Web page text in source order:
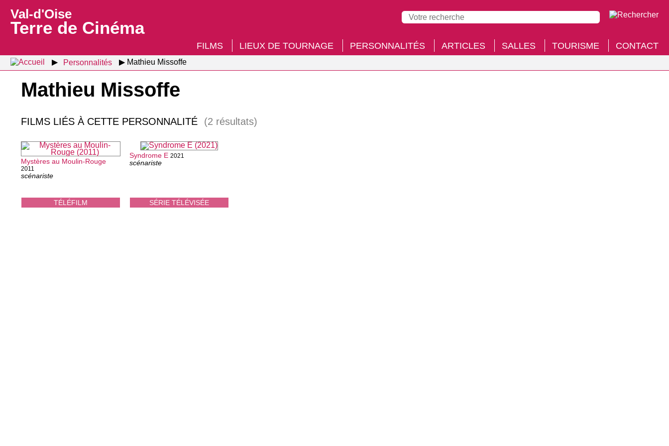
Val-d'Oise
Terre de Cinéma
FILMS LIEUX DE TOURNAGE PERSONNALITÉS ARTICLES SALLES TOURISME CONTACT
Personnalités Mathieu Missoffe
Mathieu Missoffe
FILMS LIÉS À CETTE PERSONNALITÉ (2 résultats)
TÉLÉFILM
Mystères au Moulin-Rouge
2011
scénariste
SÉRIE TÉLÉVISÉE
Syndrome E 2021
scénariste